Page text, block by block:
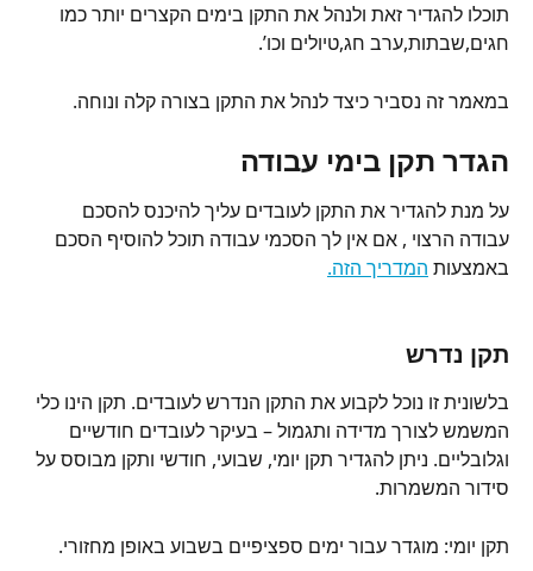
תוכלו להגדיר זאת ולנהל את התקן בימים הקצרים יותר כמו
חגים,שבתות,ערב חג,טיולים וכו’.
במאמר זה נסביר כיצד לנהל את התקן בצורה קלה ונוחה.
הגדר תקן בימי עבודה
על מנת להגדיר את התקן לעובדים עליך להיכנס להסכם
עבודה הרצוי , אם אין לך הסכמי עבודה תוכל להוסיף הסכם
באמצעות המדריך הזה.
תקן נדרש
בלשונית זו נוכל לקבוע את התקן הנדרש לעובדים. תקן הינו כלי
המשמש לצורך מדידה ותגמול – בעיקר לעובדים חודשיים
וגלובליים. ניתן להגדיר תקן יומי, שבועי, חודשי ותקן מבוסס על
סידור המשמרות.
תקן יומי: מוגדר עבור ימים ספציפיים בשבוע באופן מחזורי.